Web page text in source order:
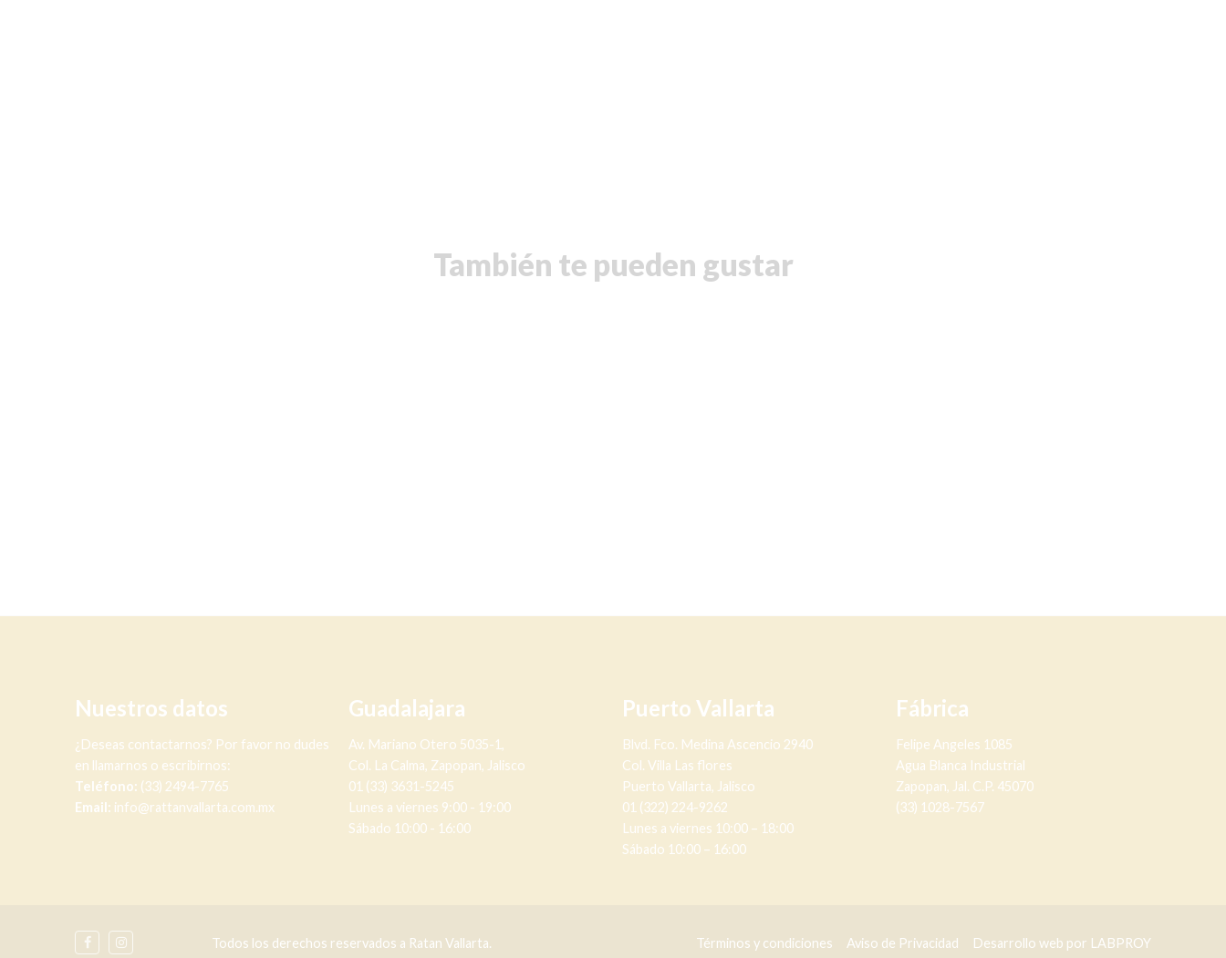
También te pueden gustar
Nuestros datos
¿Deseas contactarnos? Por favor no dudes
en llamarnos o escribirnos:
Teléfono: (33) 2494-7765
Email: info@rattanvallarta.com.mx
Guadalajara
Av. Mariano Otero 5035-1,
Col. La Calma, Zapopan, Jalisco
01 (33) 3631-5245
Lunes a viernes 9:00 - 19:00
Sábado 10:00 - 16:00
Puerto Vallarta
Blvd. Fco. Medina Ascencio 2940
Col. Villa Las flores
Puerto Vallarta, Jalisco
01 (322) 224-9262
Lunes a viernes 10:00 – 18:00
Sábado 10:00 – 16:00
Fábrica
Felipe Angeles 1085
Agua Blanca Industrial
Zapopan, Jal. C.P. 45070
(33) 1028-7567
Todos los derechos reservados a Ratan Vallarta. Términos y condiciones Aviso de Privacidad Desarrollo web por LABPROY